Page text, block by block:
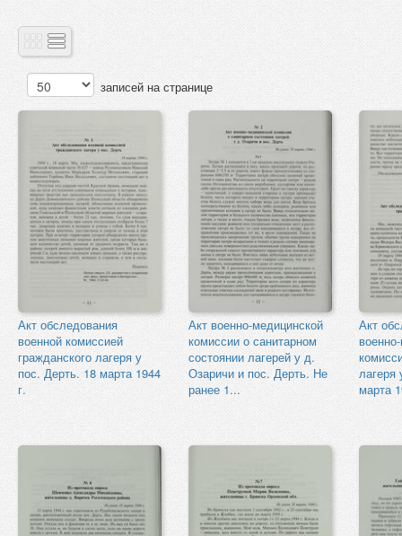
записей на странице
Акт обследования
военной комиссией
гражданского лагеря у
пос. Дерть. 18 марта 1944
г.
Акт военно-медицинской
комиссии о санитарном
состоянии лагерей у д.
Озаричи и пос. Дерть. Не
ранее 1...
Акт
лагеря
марта